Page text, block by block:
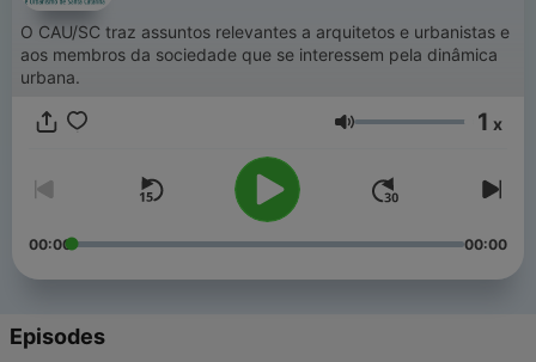
O CAU/SC traz assuntos relevantes a arquitetos e urbanistas e
aos membros da sociedade que se interessem pela dinâmica
urbana.
Volume 1 x
00:00 00:00
Episodes